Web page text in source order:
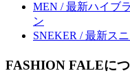
MEN / 最新ハイブ
ン
SNEKER / 最新ス
FASHION FALEに